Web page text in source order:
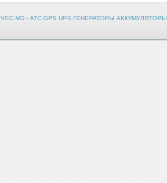
VEC.MD - АТС GPS UPS ГЕНЕРАТОРЫ